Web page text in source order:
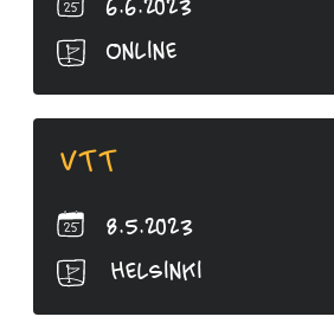
Online
VTT
8.5.2023
Helsinki